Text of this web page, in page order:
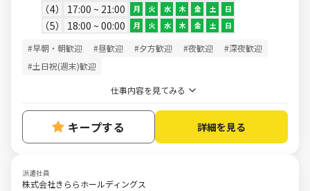
4 17:00 ~ 21:00 月 火 水 木 金 土 日
5 18:00 ~ 00:00 月 火 水 木 金 土 日
#早朝・朝歓迎 #昼歓迎 #夕方歓迎 #夜歓迎
#深夜歓迎
#土日祝(週末)歓迎
仕事内容を見てみる
キープする 詳細を見る
派遣社員
株式会社きららホールディングス